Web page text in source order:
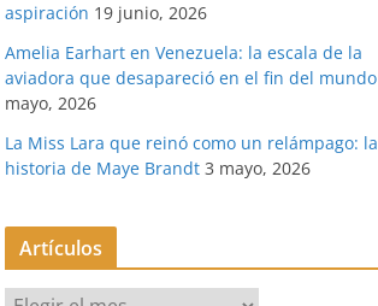
aspiración 19 junio, 2026
Amelia Earhart en Venezuela: la escala de la
aviadora que desapareció en el fin del mundo
mayo, 2026
La Miss Lara que reinó como un relámpago: la
historia de Maye Brandt 3 mayo, 2026
Artículos